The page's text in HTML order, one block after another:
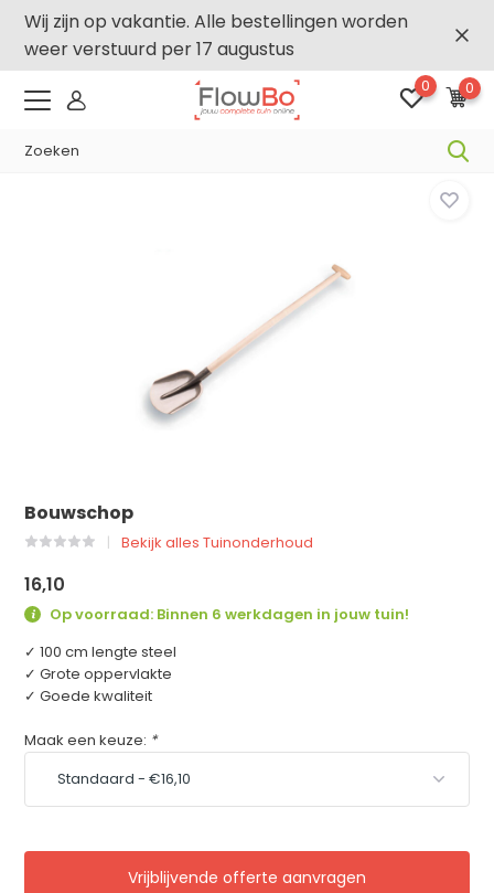
Wij zijn op vakantie. Alle bestellingen worden
weer verstuurd per 17 augustus
0 0
Bouwschop
Bekijk alles Tuinonderhoud
16,10
Op voorraad: Binnen 6 werkdagen in jouw tuin!
✓ 100 cm lengte steel
✓ Grote oppervlakte
✓ Goede kwaliteit
Maak een keuze: *
Vrijblijvende offerte aanvragen